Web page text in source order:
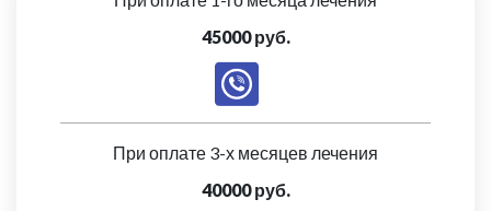
45000 руб.
При оплате 3-х месяцев лечения
40000 руб.